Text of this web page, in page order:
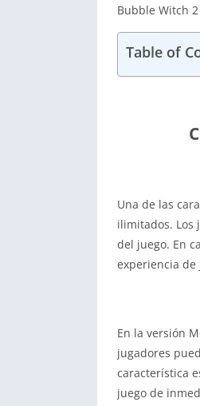
Bubble Witch
Table of
Una de las
ilimitados. Los
del juego. En
experiencia de
En la versión
jugadores
característica
juego de